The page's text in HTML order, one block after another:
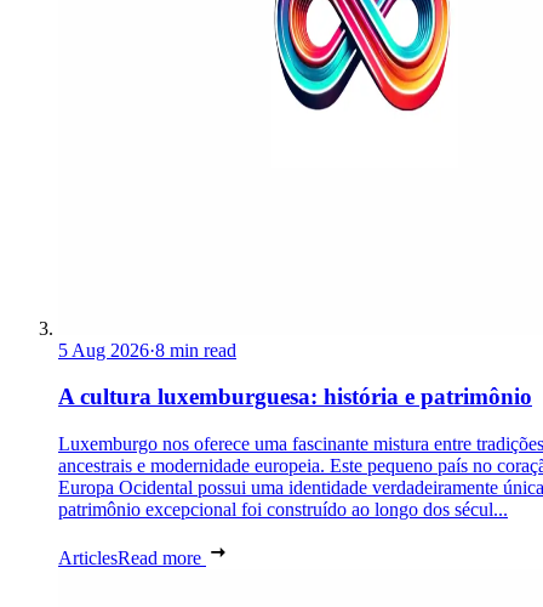
5 Aug 2026·8 min read
A cultura luxemburguesa: história e patrimônio
Luxemburgo nos oferece uma fascinante mistura entre tradições
ancestrais e modernidade europeia. Este pequeno país no
Europa Ocidental possui uma identidade verdadeiramente
patrimônio excepcional foi construído ao longo dos sécul...
ArticlesRead more